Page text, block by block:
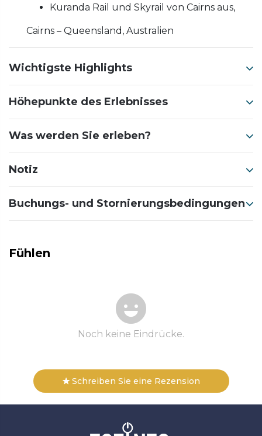
Kuranda Rail und Skyrail von Cairns aus,
Cairns – Queensland, Australien
Wichtigste Highlights
Höhepunkte des Erlebnisses
Was werden Sie erleben?
Notiz
Buchungs- und Stornierungsbedingungen
Fühlen
Noch keine Eindrücke.
Schreiben Sie eine Rezension